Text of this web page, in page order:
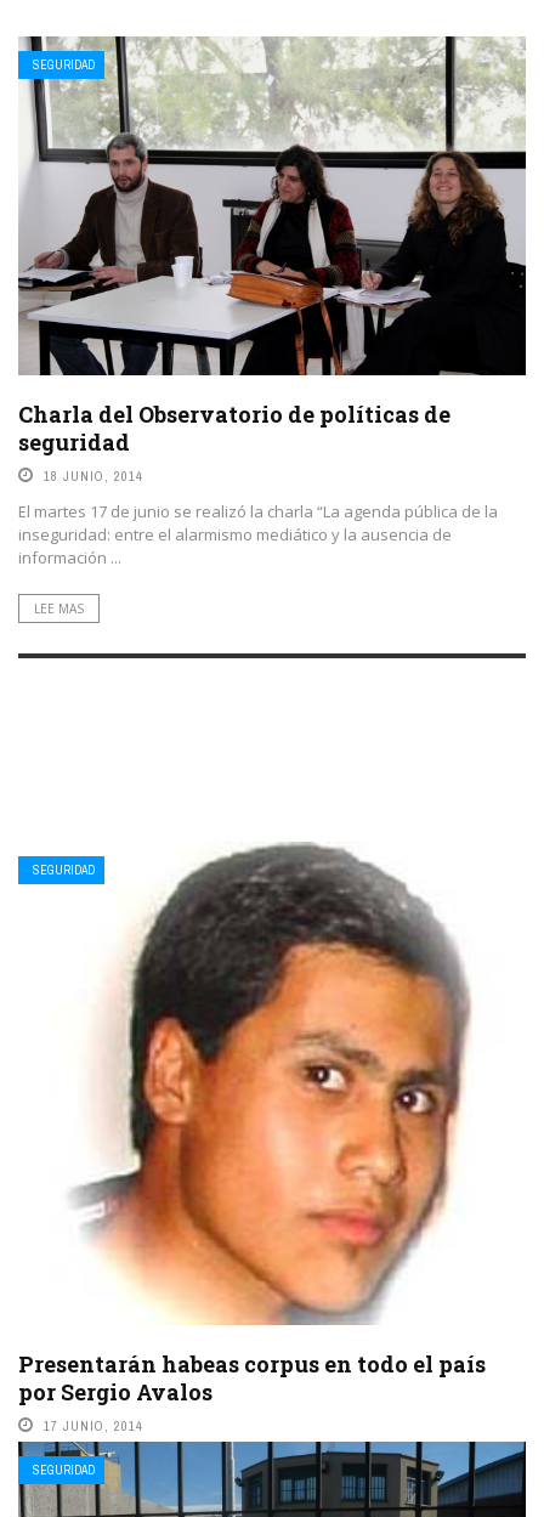
SEGURIDAD
Charla del Observatorio de políticas de
seguridad
18 JUNIO, 2014
El martes 17 de junio se realizó la charla “La agenda pública de la
inseguridad: entre el alarmismo mediático y la ausencia de
información ...
LEE MAS
SEGURIDAD
Presentarán habeas corpus en todo el país
por Sergio Avalos
17 JUNIO, 2014
Lo vieron por última vez el 14 de junio de 2003 en un boliche bailable
neuquino. Tenía 18 años y estudiaba en la Universidad ...
SEGURIDAD